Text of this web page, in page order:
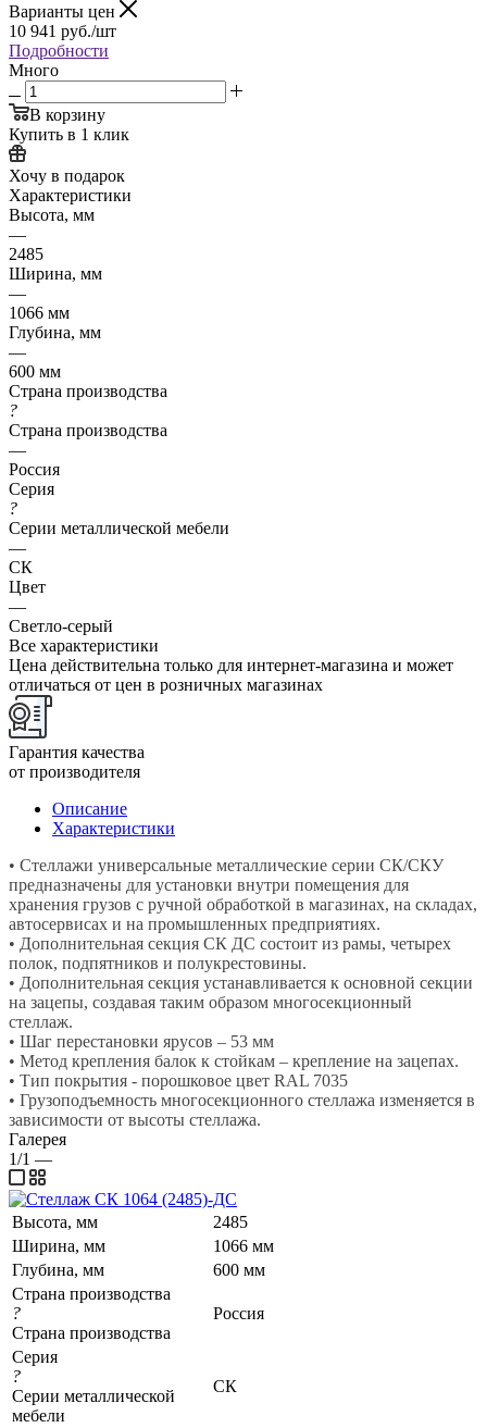
Варианты цен
10 941 руб./шт
Подробности
Много
В корзину
Купить в 1 клик
Хочу в подарок
Характеристики
Высота, мм
—
2485
Ширина, мм
—
1066 мм
Глубина, мм
—
600 мм
Страна производства
?
Страна производства
—
Россия
Серия
?
Серии металлической мебели
—
СК
Цвет
—
Светло-серый
Все характеристики
Цена действительна только для интернет-магазина и может
отличаться от цен в розничных магазинах
Гарантия качества
от производителя
Описание
Характеристики
• Стеллажи универсальные металлические серии СК/СКУ
предназначены для установки внутри помещения для
хранения грузов с ручной обработкой в магазинах, на складах,
автосервисах и на промышленных предприятиях.
• Дополнительная секция СК ДС состоит из рамы, четырех
полок, подпятников и полукрестовины.
• Дополнительная секция устанавливается к основной секции
на зацепы, создавая таким образом многосекционный
стеллаж.
• Шаг перестановки ярусов – 53 мм
• Метод крепления балок к стойкам – крепление на зацепах.
• Тип покрытия - порошковое цвет RAL 7035
• Грузоподъемность многосекционного стеллажа изменяется в
зависимости от высоты стеллажа.
Галерея
1/1 —
Высота, мм
2485
Ширина, мм
1066 мм
Глубина, мм
600 мм
Страна производства
?
Страна производства
Россия
Серия
?
Серии металлической
мебели
СК